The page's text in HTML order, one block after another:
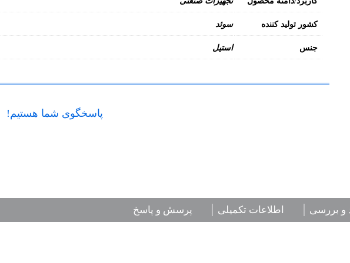
کشور تولید کننده سوئد
جنس استیل
پاسخگوی شما هستیم!
و بررسی اطلاعات تکمیلی پرسش و پاسخ